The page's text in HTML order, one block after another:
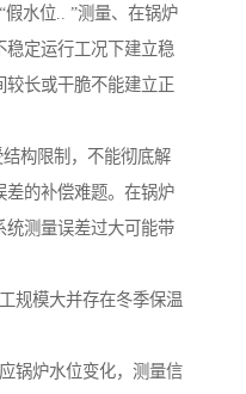
水位.. ”测量、在锅炉
稳定运行工况下建立稳
较长或干脆不能建立正
构限制，不能彻底解
差的补偿难题。在锅炉
统测量误差过大可能带
规模大并存在冬季保温
锅炉水位变化，测量信